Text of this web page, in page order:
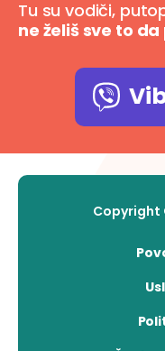
Tu su vodiči,
ne želiš sve to
Copyright